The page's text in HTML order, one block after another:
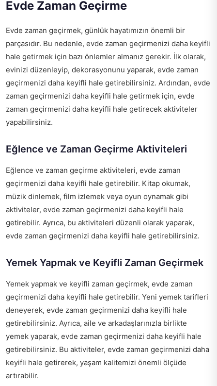
Evde Zaman Geçirme
Evde zaman geçirmek, günlük hayatımızın önemli bir
parçasıdır. Bu nedenle, evde zaman geçirmenizi daha keyifli
hale getirmek için bazı önlemler almanız gerekir. İlk olarak,
evinizi düzenleyip, dekorasyonunu yaparak, evde zaman
geçirmenizi daha keyifli hale getirebilirsiniz. Ardından, evde
zaman geçirmenizi daha keyifli hale getirmek için, evde
zaman geçirmenizi daha keyifli hale getirecek aktiviteler
yapabilirsiniz.
Eğlence ve Zaman Geçirme Aktiviteleri
Eğlence ve zaman geçirme aktiviteleri, evde zaman
geçirmenizi daha keyifli hale getirebilir. Kitap okumak,
müzik dinlemek, film izlemek veya oyun oynamak gibi
aktiviteler, evde zaman geçirmenizi daha keyifli hale
getirebilir. Ayrıca, bu aktiviteleri düzenli olarak yaparak,
evde zaman geçirmenizi daha keyifli hale getirebilirsiniz.
Yemek Yapmak ve Keyifli Zaman Geçirmek
Yemek yapmak ve keyifli zaman geçirmek, evde zaman
geçirmenizi daha keyifli hale getirebilir. Yeni yemek tarifleri
deneyerek, evde zaman geçirmenizi daha keyifli hale
getirebilirsiniz. Ayrıca, aile ve arkadaşlarınızla birlikte
yemek yaparak, evde zaman geçirmenizi daha keyifli hale
getirebilirsiniz. Bu aktiviteler, evde zaman geçirmenizi daha
keyifli hale getirerek, yaşam kalitemizi önemli ölçüde
artırabilir.